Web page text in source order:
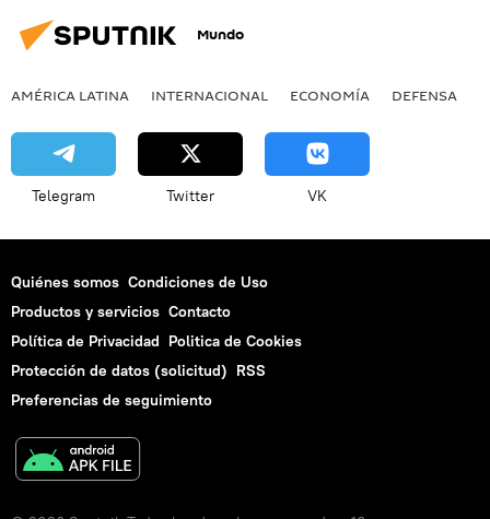
Mundo
AMÉRICA LATINA INTERNACIONAL ECONOMÍA DEFENSA
Telegram Twitter VK
Quiénes somos Condiciones de Uso
Productos y servicios Contacto
Política de Privacidad Politica de Cookies
Protección de datos (solicitud) RSS
Preferencias de seguimiento